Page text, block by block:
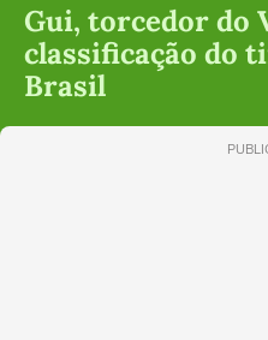
Gui, torcedor do
classificação do
Brasil